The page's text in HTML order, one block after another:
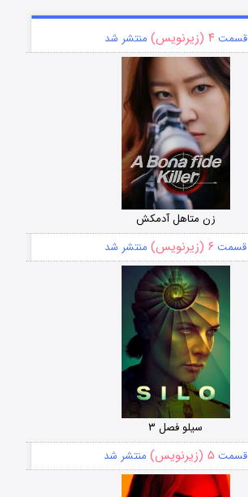
قسمت۴ (زیرنویس) منتشر شد
زن متاهل آدمکش
قسمت ۶ (زیرنویس) منتشر شد
سیلو فصل ۳
قسمت ۵ (زیرنویس) منتشر شد